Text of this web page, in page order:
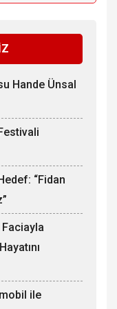
Hande Ünsal
“Fidan
ile